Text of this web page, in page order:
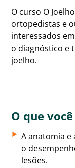
O curso O
ortopedistas e
interessados
o diagnóstico e
joelho.
O que
A anatomia e
o
lesões.